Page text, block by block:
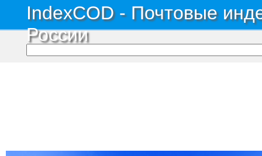
IndexCOD - Почтовые
России